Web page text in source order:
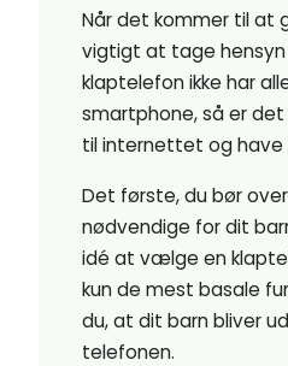
Når det kommer til at
vigtigt at tage hensyn
klaptelefon ikke har
smartphone, så er
til internettet og have
Det første, du bør
nødvendige for dit
idé at vælge en
kun de mest basale
du, at dit barn bliver
telefonen.